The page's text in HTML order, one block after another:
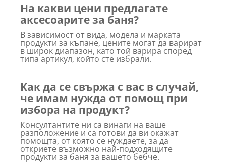
На какви цени предлагате
аксесоарите за баня?
В зависимост от вида, модела и марката
продукти за къпане, цените могат да варират
в широк диапазон, като той варира според
типа артикул, който сте избрали.
Как да се свържа с вас в случай,
че имам нужда от помощ при
избора на продукт?
Консултантите ни са винаги на ваше
разположение и са готови да ви окажат
помощта, от която се нуждаете, за да
откриете възможно най-подходящите
продукти за баня за вашето бебче.